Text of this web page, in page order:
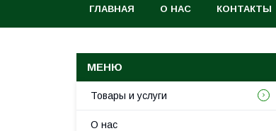
ГЛАВНАЯ О НАС КОНТАКТЫ
Товары и услуги
О нас